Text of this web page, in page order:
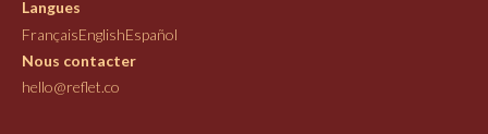
Langues
FrançaisEnglishEspañol
Nous contacter
hello@reflet.co